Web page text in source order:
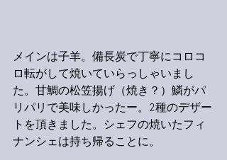
メインは子羊。備長炭で丁寧にコロコ
ロ転がして焼いていらっしゃいまし
た。甘鯛の松笠揚げ（焼き？）鱗がパ
リパリで美味しかったー。2種のデザー
トを頂きました。シェフの焼いたフィ
ナンシェは持ち帰ることに。